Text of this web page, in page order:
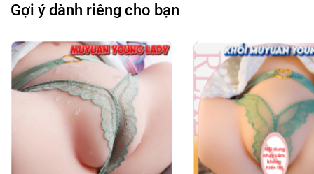
Gợi ý dành riêng cho bạn